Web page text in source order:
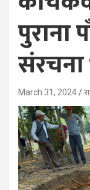
पुराना
संरचना
March 31, 2024